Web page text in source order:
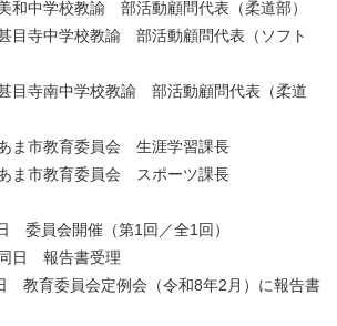
校教諭 部活動顧問代表（柔道部）
学校教諭 部活動顧問代表（ソフト
中学校教諭 部活動顧問代表（柔道
教育委員会 生涯学習課長
育委員会 スポーツ課長
員会開催（第1回／全1回）
書受理
会定例会（令和8年2月）に報告書